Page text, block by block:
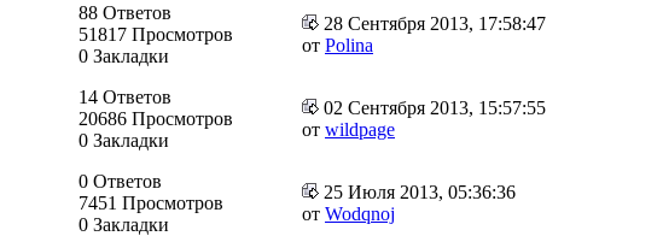
88 Ответов
51817 Просмотров
0 Закладки
28 Сентября 2013, 17:58:47
от Polina
14 Ответов
20686 Просмотров
0 Закладки
02 Сентября 2013, 15:57:55
от wildpage
0 Ответов
7451 Просмотров
0 Закладки
25 Июля 2013, 05:36:36
от Wodqnoj